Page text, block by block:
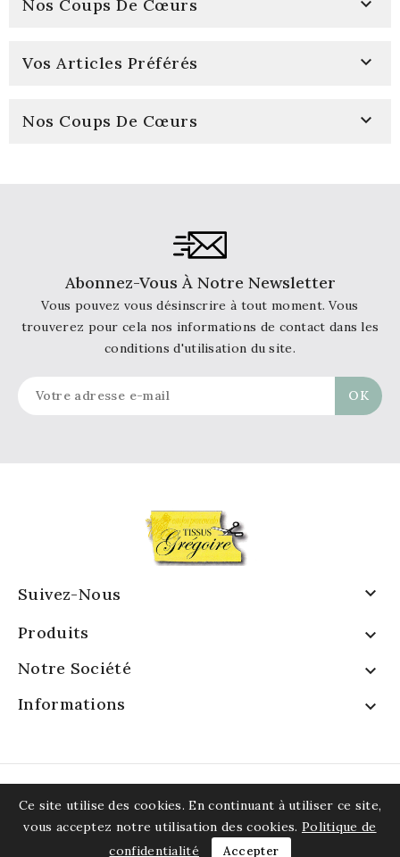
Nos Coups De Cœurs
Vos Articles Préférés 
Nos Coups De Cœurs 
Abonnez-Vous À Notre Newsletter
Vous pouvez vous désinscrire à tout moment. Vous
trouverez pour cela nos informations de contact dans les
conditions d'utilisation du site.
Suivez-Nous 
Produits 
Notre Société 
Informations 
Ce site utilise des cookies. En continuant à utiliser ce site,
vous acceptez notre utilisation des cookies. Politique de
confidentialité
Accepter